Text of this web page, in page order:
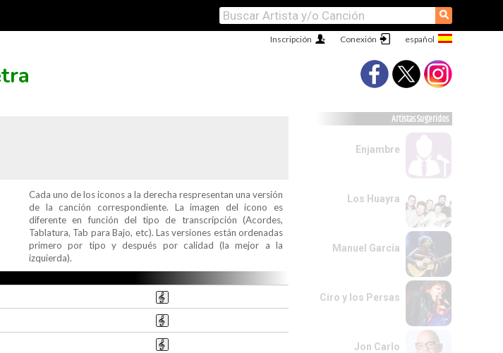
⚲
Conexión
Inscripción
Cada uno de los iconos a la derecha respresentan una versión
de la canción correspondiente. La imagen del icono es
diferente en función del tipo de transcripción (Acordes,
Tablatura, Tab para Bajo, etc). Las versiones están ordenadas
primero por tipo y después por calidad (la mejor a la
izquierda).
Artistas Sugeridos
Enjambre
Los Huayra
Manuel García
Ciro y los Persas
Jon Carlo